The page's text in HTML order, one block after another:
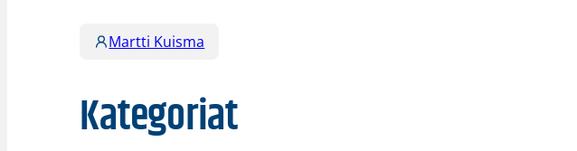
Martti Kuisma
Kategoriat